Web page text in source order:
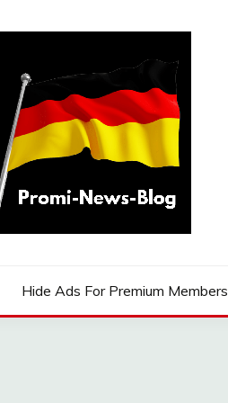
Hide Ads For Premium Members